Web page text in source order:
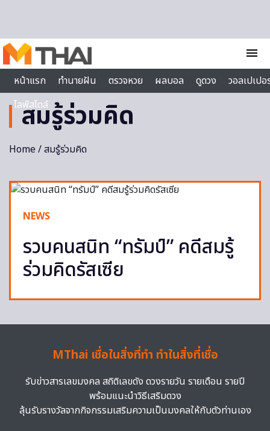
menu
หน้าแรก
ทำนายฝัน ตรวจหวย ผลบอล ดูดวง
วอลเปเป
ไลฟ์สไตล์
สมรู้ร่วมคิด
Home/ สมรู้ร่วมคิด
NEWS
รวบคนสนิท “ทรัมป์” คดีสมรู้
ร่วมคิดรัสเซีย
MThai เชื่อในสิ่งที่ทำ ทำในสิ่งที่เชื่อ
รับข่าวสารเลขมงคล สถิติเลขดัง ดวงรายวัน รายเดือน รายปี
พร้อมแนะนำวิธีเสริมดวง
ลุ้นรับรางวัลจากกิจกรรมเสริมความเป็นมงคลให้กับตัวท่านเอง